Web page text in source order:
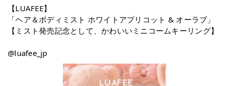
【LUAFEE】
「ヘア＆ボディミスト ホワイトアプリコット & オーラブ」
【ミスト発売記念として、かわいいミニコームキーリング】
@luafee_jp